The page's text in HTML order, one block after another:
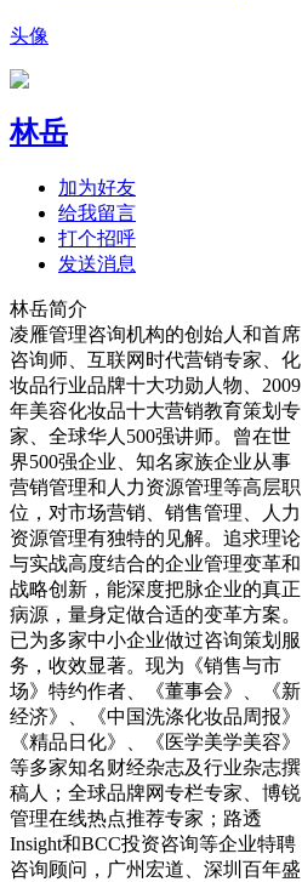
头像
林岳
加为好友
给我留言
打个招呼
发送消息
林岳简介
凌雁管理咨询机构的创始人和首席
咨询师、互联网时代营销专家、化
妆品行业品牌十大功勋人物、2009
年美容化妆品十大营销教育策划专
家、全球华人500强讲师。曾在世
界500强企业、知名家族企业从事
营销管理和人力资源管理等高层职
位，对市场营销、销售管理、人力
资源管理有独特的见解。追求理论
与实战高度结合的企业管理变革和
战略创新，能深度把脉企业的真正
病源，量身定做合适的变革方案。
已为多家中小企业做过咨询策划服
务，收效显著。现为《销售与市
场》特约作者、《董事会》、《新
经济》、《中国洗涤化妆品周报》
《精品日化》、《医学美学美容》
等多家知名财经杂志及行业杂志撰
稿人；全球品牌网专栏专家、博锐
管理在线热点推荐专家；路透
Insight和BCC投资咨询等企业特聘
咨询顾问，广州宏道、深圳百年盛